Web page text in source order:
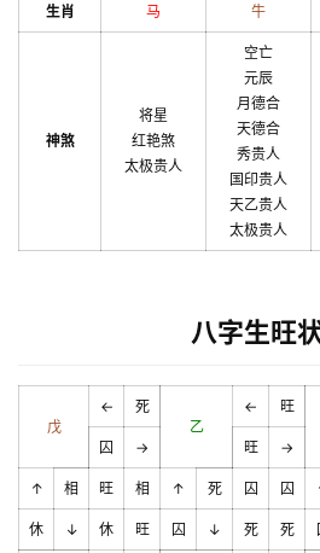
生肖 马 牛
神煞
将星
红艳煞
太极贵人
空亡
元辰
月德合
天德合
秀贵人
国印贵人
天乙贵人
太极贵人
八字生旺
戊
←
死
乙
←
旺
囚
→ 旺 →
↑ 相 旺 相 ↑ 死 囚 囚
休 ↓ 休 旺 囚 ↓ 死 死